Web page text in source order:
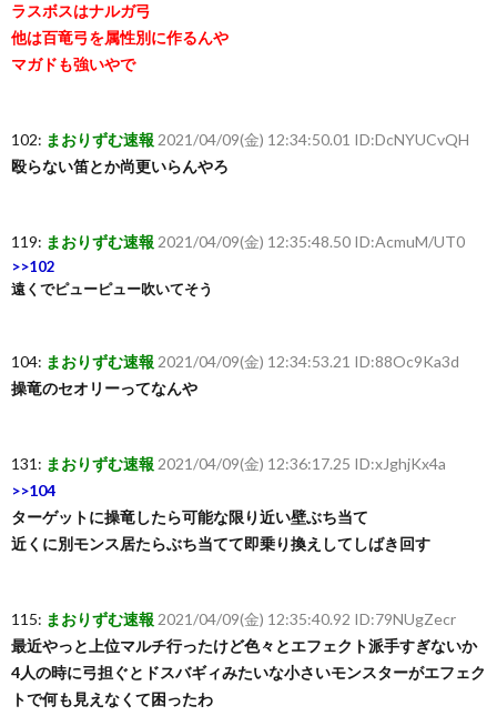
ラスボスはナルガ弓
他は百竜弓を属性別に作るんや
マガドも強いやで
102: まおりずむ速報 2021/04/09(金) 12:34:50.01 ID:DcNYUCvQH
殴らない笛とか尚更いらんやろ
119: まおりずむ速報 2021/04/09(金) 12:35:48.50 ID:AcmuM/UT0
>>102
遠くでピューピュー吹いてそう
104: まおりずむ速報 2021/04/09(金) 12:34:53.21 ID:88Oc9Ka3d
操竜のセオリーってなんや
131: まおりずむ速報 2021/04/09(金) 12:36:17.25 ID:xJghjKx4a
>>104
ターゲットに操竜したら可能な限り近い壁ぶち当て
近くに別モンス居たらぶち当てて即乗り換えしてしばき回す
115: まおりずむ速報 2021/04/09(金) 12:35:40.92 ID:79NUgZecr
最近やっと上位マルチ行ったけど色々とエフェクト派手すぎないか
4人の時に弓担ぐとドスバギィみたいな小さいモンスターがエフェク
トで何も見えなくて困ったわ